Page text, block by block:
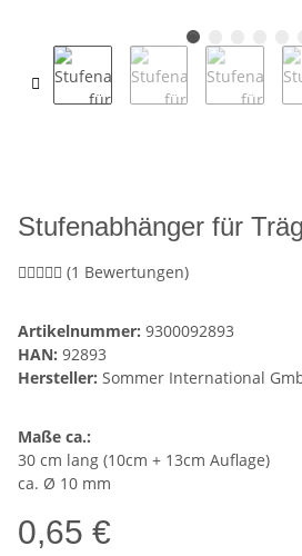
Stufenabhänger für
(1 Bewertungen)
Artikelnummer: 9300092893
HAN: 92893
Hersteller: Sommer International
Maße ca.:
30 cm lang (10cm + 13cm Auflage)
ca. Ø 10 mm
0,65 €